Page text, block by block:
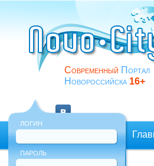
Современный Портал
Новороссийска 16+
ЛОГИН
ПАРОЛЬ